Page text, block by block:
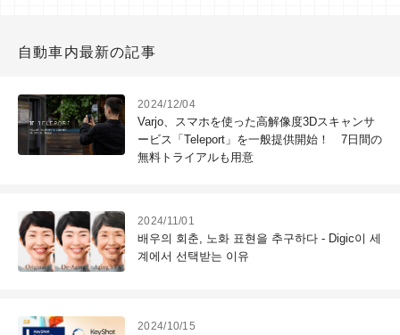
自動車内最新の記事
2024/12/04
Varjo、スマホを使った高解像度3Dスキャンサ
ービス「Teleport」を一般提供開始！ 7日間の
無料トライアルも用意
2024/11/01
배우의 회춘, 노화 표현을 추구하다 - Digic이 세
계에서 선택받는 이유
2024/10/15